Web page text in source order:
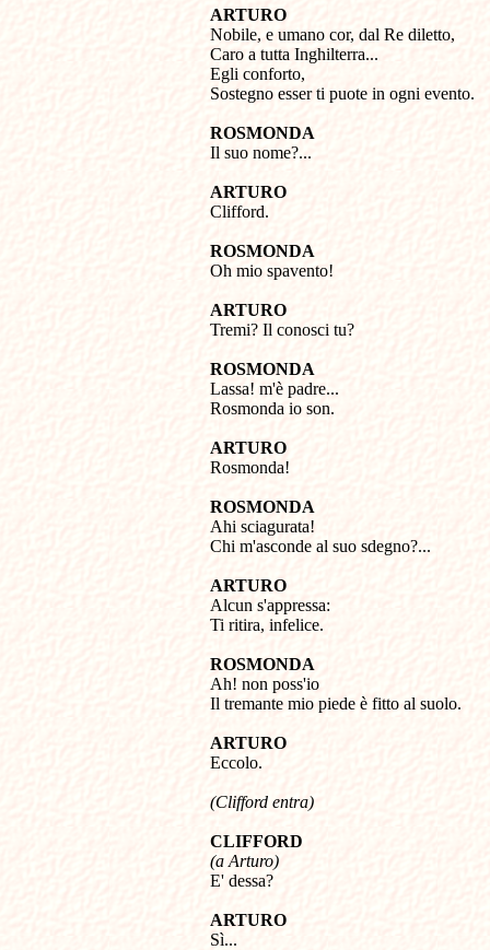
ARTURO
Nobile, e umano cor, dal Re diletto,
Caro a tutta Inghilterra...
Egli conforto,
Sostegno esser ti puote in ogni evento.
ROSMONDA
Il suo nome?...
ARTURO
Clifford.
ROSMONDA
Oh mio spavento!
ARTURO
Tremi? Il conosci tu?
ROSMONDA
Lassa! m'è padre...
Rosmonda io son.
ARTURO
Rosmonda!
ROSMONDA
Ahi sciagurata!
Chi m'asconde al suo sdegno?...
ARTURO
Alcun s'appressa:
Ti ritira, infelice.
ROSMONDA
Ah! non poss'io
Il tremante mio piede è fitto al suolo.
ARTURO
Eccolo.
(Clifford entra)
CLIFFORD
(a Arturo)
E' dessa?
ARTURO
Sì...